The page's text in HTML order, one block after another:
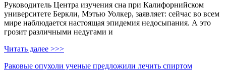
Руководитель Центра изучения сна при Калифорнийском
университете Беркли, Мэтью Уолкер, заявляет: сейчас во всем
мире наблюдается настоящая эпидемия недосыпания. А это
грозит различными недугами и
Читать далее >>>
Раковые опухоли ученые предложили лечить спиртом